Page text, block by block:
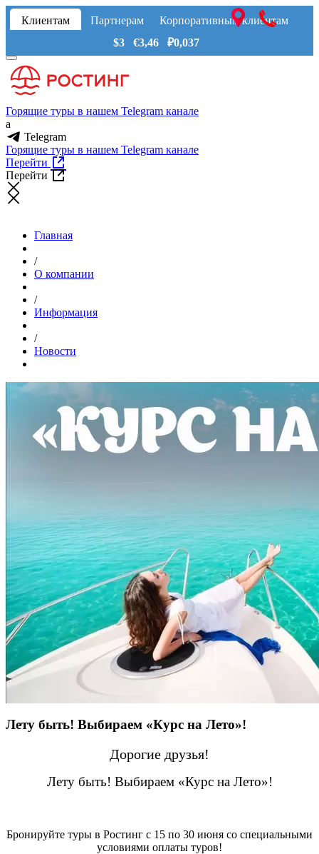
Клиентам Партнерам
Корпоративным клиентам
$3 €3,46 ₽0,037
Горящие туры в нашем Telegram канале
a
Telegram
Горящие туры в нашем Telegram канале
Перейти
Перейти
Главная
/
О компании
/
Информация
/
Новости
Лету быть! Выбираем «Курс на Лето»!
Дорогие друзья!
Лету быть! Выбираем «Курс на Лето»!
Бронируйте туры в Ростинг с 15 по 30 июня со специальными
условиями оплаты туров!